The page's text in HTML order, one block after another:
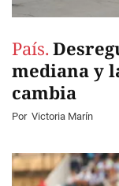
País.
mediana y
cambia
Por Victoria Marín